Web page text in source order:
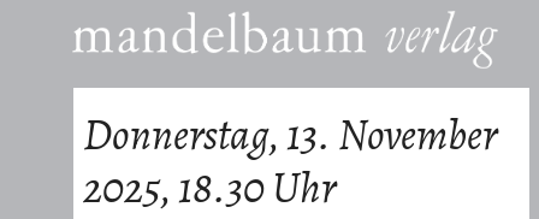
Donnerstag, 13. November
2025, 18.30 Uhr